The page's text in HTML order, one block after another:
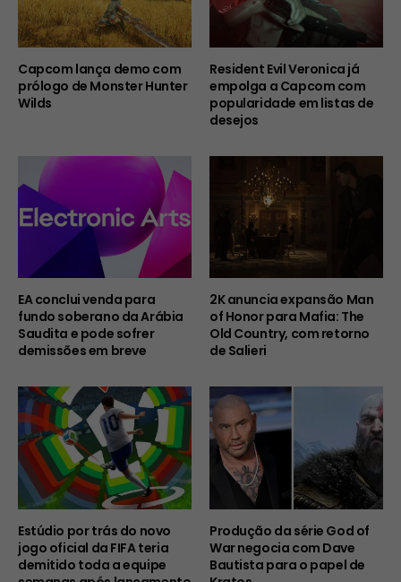
Capcom lança demo com
prólogo de Monster Hunter
Wilds
Resident Evil Veronica já
empolga a Capcom com
popularidade em listas de
desejos
EA conclui venda para
fundo soberano da Arábia
Saudita e pode sofrer
demissões em breve
2K anuncia expansão Man
of Honor para Mafia: The
Old Country, com retorno
de Salieri
Estúdio por trás do novo
jogo oficial da FIFA teria
demitido toda a equipe
Produção da série God of
War negocia com Dave
Bautista para o papel de